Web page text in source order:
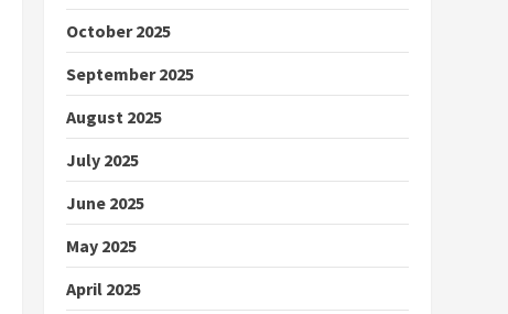
October 2025
September 2025
August 2025
July 2025
June 2025
May 2025
April 2025